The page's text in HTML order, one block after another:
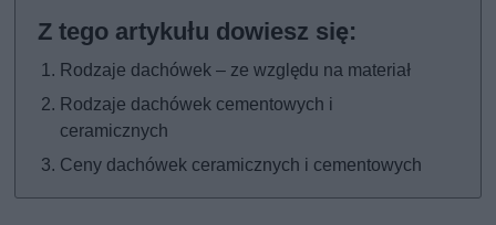
Rodzaje dachówek – ze względu na materiał
Rodzaje dachówek cementowych i
ceramicznych
Ceny dachówek ceramicznych i cementowych